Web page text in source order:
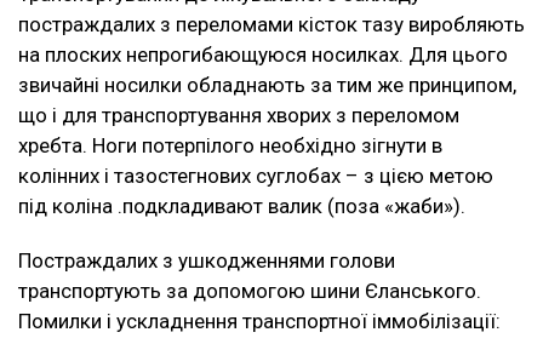
постраждалих з переломами кісток тазу виробляють
на плоских непрогибающуюся носилках. Для цього
звичайні носилки обладнають за тим же принципом,
що і для транспортування хворих з переломом
хребта. Ноги потерпілого необхідно зігнути в
колінних і тазостегнових суглобах – з цією метою
під коліна .подкладивают валик (поза «жаби»).
Постраждалих з ушкодженнями голови
транспортують за допомогою шини Єланського.
Помилки і ускладнення транспортної іммобілізації: